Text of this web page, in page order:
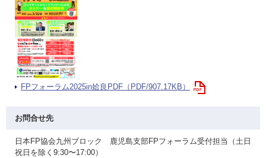
FPフォーラム2025in姶良PDF（PDF/907.17KB）
お問合せ先
日本FP協会九州ブロック 鹿児島支部FPフォーラム受付担当（土日
祝日を除く9:30〜17:00）